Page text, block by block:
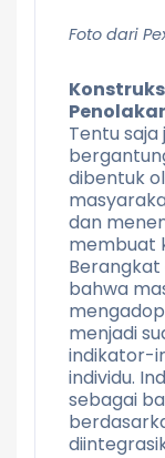
Foto dari
Tentu
dibentuk
dan
membuat
bahwa
menjadi
indikator-
individu.
sebagai